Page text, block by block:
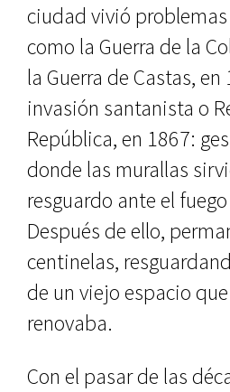
ciudad vivió
como la Guerra de la
la Guerra de Castas, en
invasión santanista o
República, en 1867:
donde las murallas
resguardo ante el
Después de ello,
centinelas,
de un viejo espacio
renovaba.
Con el pasar de las